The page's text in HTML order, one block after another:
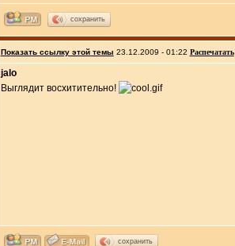
сохранить
Показать ссылку этой темы 23.12.2009 - 01:22 Распечатать
jalo
Выглядит восхитительно!
сохранить